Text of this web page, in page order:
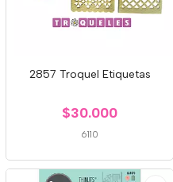
2857 Troquel Etiquetas
$30.000
6110